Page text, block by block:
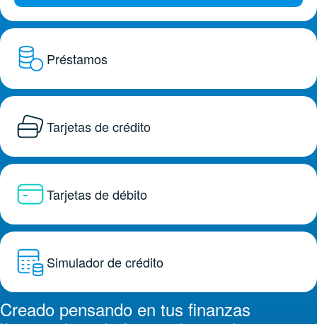
Préstamos
Tarjetas de crédito
Tarjetas de débito
Simulador de crédito
Creado pensando en tus finanzas